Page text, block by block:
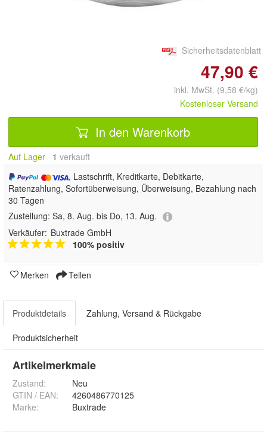
Sicherheitsdatenblatt
47,90 €
inkl. MwSt. (9,58 €/kg)
Kostenloser Versand
In den Warenkorb
Auf Lager 1 verkauft
, Lastschrift, Kreditkarte, Debitkarte,
Ratenzahlung, Sofortüberweisung, Überweisung, Bezahlung nach
30 Tagen
Zustellung: Sa, 8. Aug. bis Do, 13. Aug.
Verkäufer: Buxtrade GmbH
100% positiv
Merken Teilen
Produktdetails Zahlung, Versand & Rückgabe
Produktsicherheit
Artikelmerkmale
Zustand:
Neu
GTIN / EAN:
4260486770125
Marke:
Buxtrade